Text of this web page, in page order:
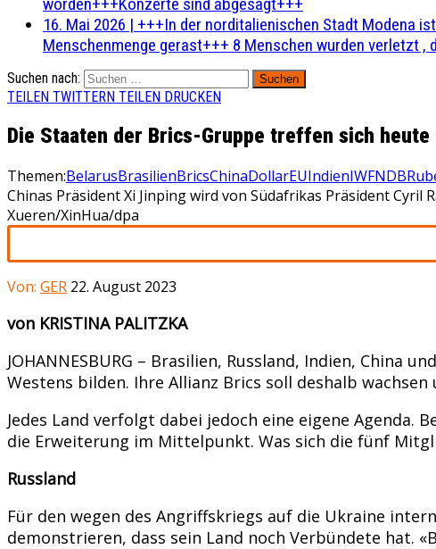
16. Mai 2026 | +++In der norditalienischen Stadt Modena
Menschenmenge gerast+++ 8 Menschen wurden verletzt ,
Suchen nach:
TEILEN TWITTERN TEILEN DRUCKEN
Die Staaten der Brics-Gruppe treffen sich heute
Themen:BelarusBrasilienBricsChinaDollarEUIndienIWFNDB
Chinas Präsident Xi Jinping wird von Südafrikas Präsident
Xueren/XinHua/dpa
Von: GER 22. August 2023
von KRISTINA PALITZKA
JOHANNESBURG – Brasilien, Russland, Indien,
Westens bilden. Ihre Allianz Brics soll deshalb
Jedes Land verfolgt dabei jedoch eine eigene
die Erweiterung im Mittelpunkt. Was sich die fünf
Russland
Für den wegen des Angriffskriegs auf die Ukraine
demonstrieren, dass sein Land noch Verbündete hat.